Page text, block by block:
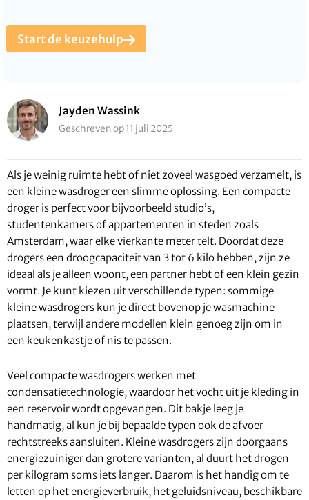
Start de keuzehulp
Jayden Wassink
Geschreven op 11 juli 2025
Als je weinig ruimte hebt of niet zoveel wasgoed verzamelt, is
een kleine wasdroger een slimme oplossing. Een compacte
droger is perfect voor bijvoorbeeld studio’s,
studentenkamers of appartementen in steden zoals
Amsterdam, waar elke vierkante meter telt. Doordat deze
drogers een droogcapaciteit van 3 tot 6 kilo hebben, zijn ze
ideaal als je alleen woont, een partner hebt of een klein gezin
vormt. Je kunt kiezen uit verschillende typen: sommige
kleine wasdrogers kun je direct bovenop je wasmachine
plaatsen, terwijl andere modellen klein genoeg zijn om in
een keukenkastje of nis te passen.
Veel compacte wasdrogers werken met
condensatietechnologie, waardoor het vocht uit je kleding in
een reservoir wordt opgevangen. Dit bakje leeg je
handmatig, al kun je bij bepaalde typen ook de afvoer
rechtstreeks aansluiten. Kleine wasdrogers zijn doorgaans
energiezuiniger dan grotere varianten, al duurt het drogen
per kilogram soms iets langer. Daarom is het handig om te
letten op het energieverbruik, het geluidsniveau, beschikbare